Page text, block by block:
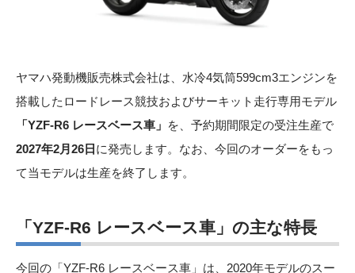
ヤマハ発動機販売株式会社は、水冷4気筒599cm3エンジンを
搭載したロードレース競技およびサーキット走行専用モデル
「YZF-R6 レースベース車」 を、予約期間限定の受注生産で
2027年2月26日 に発売します。なお、今回のオーダーをもっ
て当モデルは生産を終了します。
「YZF-R6 レースベース車」 の主な特長
今回の「YZF-R6 レースベース車」は、2020年モデルのスー